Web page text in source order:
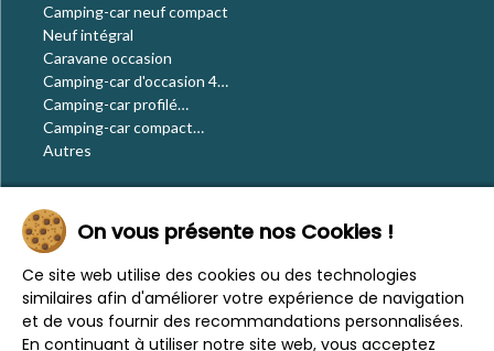
Camping-car neuf compact
Neuf intégral
Caravane occasion
Camping-car d'occasion 4
places
Camping-car profilé
occasion
Camping-car compact
occasion
Autres
Le blog
Actualités
Évènements
Nos conseils
Vos voyages
CaraMaps
On vous présente nos Cookies !
Ce site web utilise des cookies ou des technologies
similaires afin d'améliorer votre expérience de navigation
et de vous fournir des recommandations personnalisées.
En continuant à utiliser notre site web, vous acceptez